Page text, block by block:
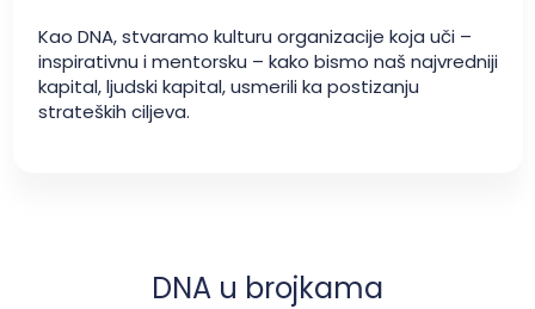
Kao DNA, stvaramo kulturu organizacije koja uči –
inspirativnu i mentorsku – kako bismo naš najvredniji
kapital, ljudski kapital, usmerili ka postizanju
strateških ciljeva.
DNA u brojkama